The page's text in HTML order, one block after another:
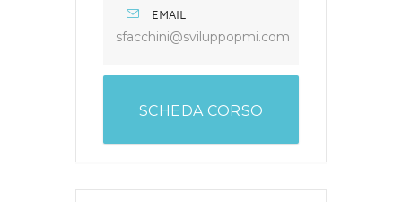
EMAIL
sfacchini@sviluppopmi.com
SCHEDA CORSO